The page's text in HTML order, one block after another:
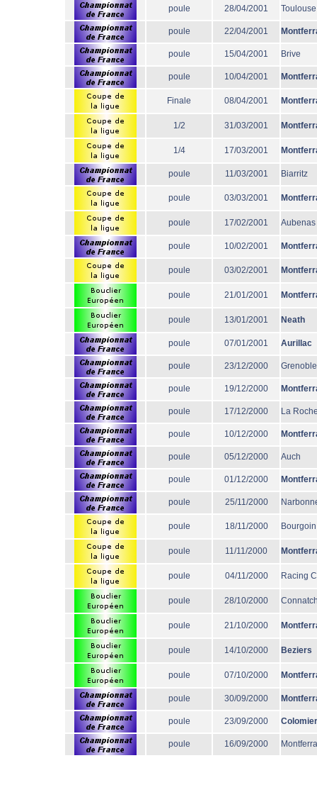
poule 28/04/2001 Toulouse
poule 22/04/2001
poule 15/04/2001 Brive
poule 10/04/2001
Finale 08/04/2001
1/2 31/03/2001
1/4 17/03/2001
poule 11/03/2001 Biarritz
poule 03/03/2001
poule 17/02/2001 Aubenas
poule 10/02/2001
poule 03/02/2001
poule 21/01/2001
poule 13/01/2001 Neath
poule 07/01/2001 Aurillac
poule 23/12/2000 Grenoble
poule 19/12/2000
poule 17/12/2000 La
poule 10/12/2000
poule 05/12/2000 Auch
poule 01/12/2000
poule 25/11/2000
poule 18/11/2000 Bourgoin
poule 11/11/2000
poule 04/11/2000 Racing
poule 28/10/2000
poule 21/10/2000
poule 14/10/2000 Beziers
poule 07/10/2000
poule 30/09/2000
poule 23/09/2000
poule 16/09/2000